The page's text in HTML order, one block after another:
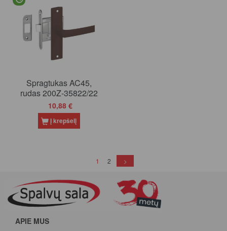
Spragtukas AC45,
rudas 200Z-35822/22
10,88 €
Į krepšelį
1 (current)
2 >
APIE MUS